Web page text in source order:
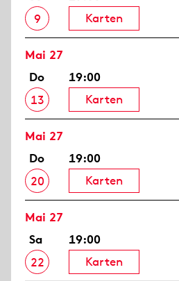
9
Karten
Mai 27
Do
13
19:00
Karten
Mai 27
Do
20
19:00
Karten
Mai 27
Sa
22
19:00
Karten